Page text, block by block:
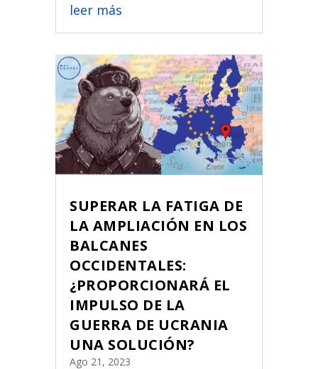
leer más
SUPERAR LA FATIGA DE
LA AMPLIACIÓN EN LOS
BALCANES
OCCIDENTALES:
¿PROPORCIONARÁ EL
IMPULSO DE LA
GUERRA DE UCRANIA
UNA SOLUCIÓN?
Ago 21, 2023